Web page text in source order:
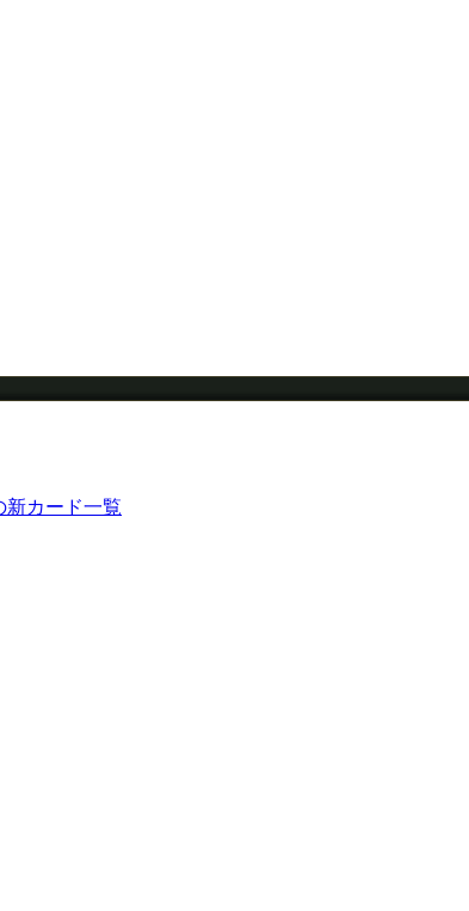
新カード一覧